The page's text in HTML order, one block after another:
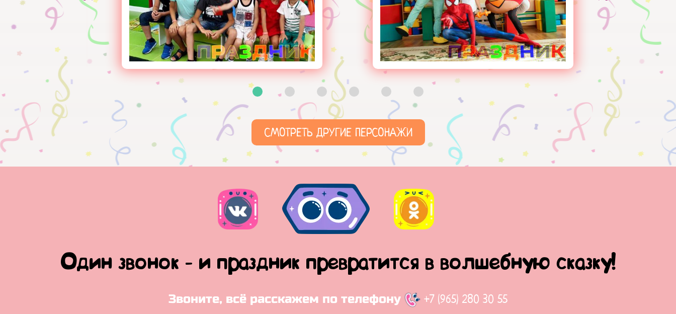
СМОТРЕТЬ ДРУГИЕ ПЕРСОНАЖИ
Один звонок - и праздник превратится в волшебную сказку!
Звоните, всё расскажем по телефону +7 (965) 280 30 55